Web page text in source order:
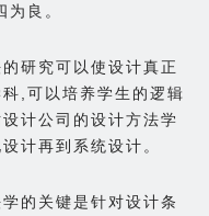
良。
研究可以使设计真正
,可以培养学生的逻辑
计公司的设计方法学
计再到系统设计。
的关键是针对设计条